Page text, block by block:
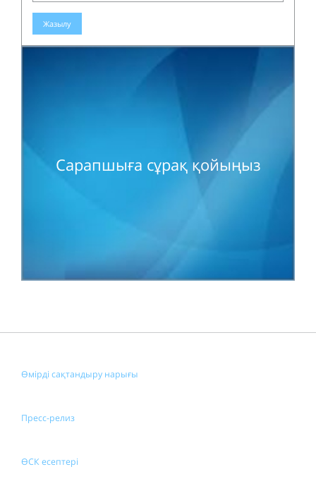
Жазылу
Сарапшыға сұрақ қойыңыз
Өмірді сақтандыру нарығы
Пресс-релиз
ӨСК есептері